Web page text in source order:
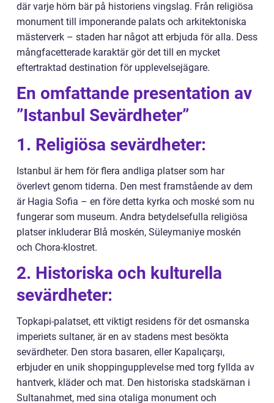
där varje hörn bär på historiens vingslag. Från religiösa
monument till imponerande palats och arkitektoniska
mästerverk – staden har något att erbjuda för alla. Dess
mångfacetterade karaktär gör det till en mycket
eftertraktad destination för upplevelsejägare.
En omfattande presentation av
”Istanbul Sevärdheter”
1. Religiösa sevärdheter:
Istanbul är hem för flera andliga platser som har
överlevt genom tiderna. Den mest framstående av dem
är Hagia Sofia – en före detta kyrka och moské som nu
fungerar som museum. Andra betydelsefulla religiösa
platser inkluderar Blå moskén, Süleymaniye moskén
och Chora-klostret.
2. Historiska och kulturella
sevärdheter:
Topkapi-palatset, ett viktigt residens för det osmanska
imperiets sultaner, är en av stadens mest besökta
sevärdheter. Den stora basaren, eller Kapalıçarşı,
erbjuder en unik shoppingupplevelse med torg fyllda av
hantverk, kläder och mat. Den historiska stadskärnan i
Sultanahmet, med sina otaliga monument och